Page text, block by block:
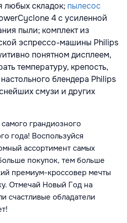
любых складок; пылесос
4 с усиленной
пыли; комплект из
эспрессо-машины Philips
понятном дисплеем,
температуру, крепость,
блендера Philips
смузи и других
грандиозного
года! Воспользуйся
ассортимент самых
покупок, тем больше
премиум-кроссовер мечты
Отмечай Новый Год на
счастливые обладатели